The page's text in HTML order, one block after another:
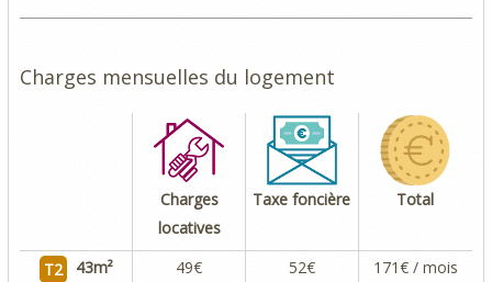
Charges mensuelles du logement
Charges
locatives
Taxe foncière Total
T2 43m² 49€ 52€
171€ / mois